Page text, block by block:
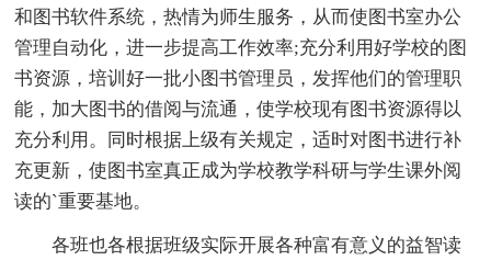
和图书软件系统，热情为师生服务，从而使图书室办公
管理自动化，进一步提高工作效率;充分利用好学校的图
书资源，培训好一批小图书管理员，发挥他们的管理职
能，加大图书的借阅与流通，使学校现有图书资源得以
充分利用。同时根据上级有关规定，适时对图书进行补
充更新，使图书室真正成为学校教学科研与学生课外阅
读的`重要基地。
各班也各根据班级实际开展各种富有意义的益智读